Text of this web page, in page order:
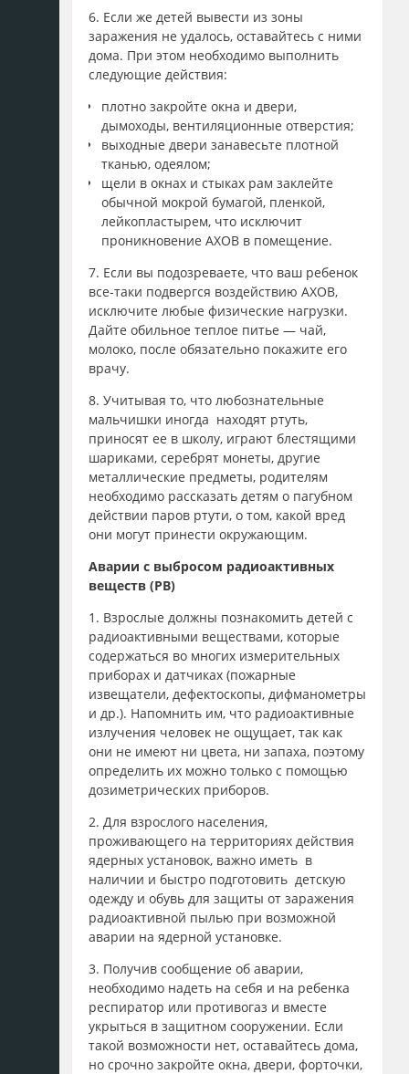
6. Если же детей вывести из зоны
заражения не удалось, оставайтесь с ними
дома. При этом необходимо выполнить
следующие действия:
плотно закройте окна и двери,
дымоходы, вентиляционные отверстия;
выходные двери занавесьте плотной
тканью, одеялом;
щели в окнах и стыках рам заклейте
обычной мокрой бумагой, пленкой,
лейкопластырем, что исключит
проникновение АХОВ в помещение.
7. Если вы подозреваете, что ваш ребенок
все-таки подвергся воздействию АХОВ,
исключите любые физические нагрузки.
Дайте обильное теплое питье — чай,
молоко, после обязательно покажите его
врачу.
8. Учитывая то, что любознательные
мальчишки иногда находят ртуть,
приносят ее в школу, играют блестящими
шариками, серебрят монеты, другие
металлические предметы, родителям
необходимо рассказать детям о пагубном
действии паров ртути, о том, какой вред
они могут принести окружающим.
Аварии с выбросом радиоактивных
веществ (РВ)
1. Взрослые должны познакомить детей с
радиоактивными веществами, которые
содержаться во многих измерительных
приборах и датчиках (пожарные
извещатели, дефектоскопы, дифманометры
и др.). Напомнить им, что радиоактивные
излучения человек не ощущает, так как
они не имеют ни цвета, ни запаха, поэтому
определить их можно только с помощью
дозиметрических приборов.
2. Для взрослого населения,
проживающего на территориях действия
ядерных установок, важно иметь в
наличии и быстро подготовить детскую
одежду и обувь для защиты от заражения
радиоактивной пылью при возможной
аварии на ядерной установке.
3. Получив сообщение об аварии,
необходимо надеть на себя и на ребенка
респиратор или противогаз и вместе
укрыться в защитном сооружении. Если
такой возможности нет, оставайтесь дома,
но срочно закройте окна, двери, форточки,